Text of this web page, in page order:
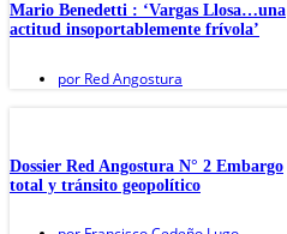
Mario Benedetti : ‘Vargas Llosa…una
actitud insoportablemente frívola’
por Red Angostura
Dossier Red Angostura N° 2 Embargo
total y tránsito geopolítico